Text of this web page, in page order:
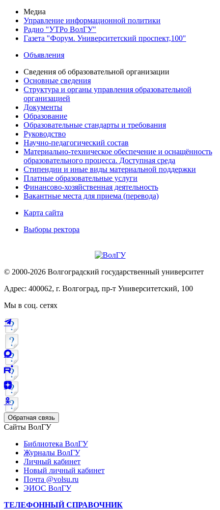
Медиа
Управление информационной политики
Радио "УТРо ВолГУ"
Газета "Форум. Университетский проспект,100"
Объявления
Сведения об образовательной организации
Основные сведения
Структура и органы управления образовательной
организацией
Документы
Образование
Образовательные стандарты и требования
Руководство
Научно-педагогический состав
Материально-техническое обеспечение и оснащённость
образовательного процесса. Доступная среда
Стипендии и иные виды материальной поддержки
Платные образовательные услуги
Финансово-хозяйственная деятельность
Вакантные места для приема (перевода)
Карта сайта
Выборы ректора
© 2000-2026 Волгоградский государственный университет
Адрес: 400062, г. Волгоград, пр-т Университетский, 100
Мы в соц. сетях
Обратная связь
Сайты ВолГУ
Библиотека ВолГУ
Журналы ВолГУ
Личный кабинет
Новый личный кабинет
Почта @volsu.ru
ЭИОС ВолГУ
ТЕЛЕФОННЫЙ СПРАВОЧНИК